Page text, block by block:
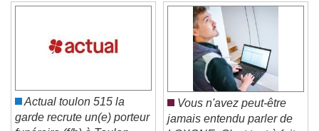
Video Player is loading.
Play Video
Skip Forward
Unmute
Current Time0:00
/
Actual toulon 515 la
garde recrute un(e) porteur
Vous n'avez peut-être